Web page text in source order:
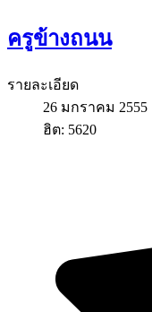
ครูข้างถนน
รายละเอียด
26 มกราคม 2555
ฮิต: 5620